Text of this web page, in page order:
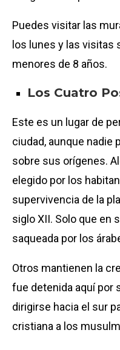
Puedes visitar las
los lunes y las visitas
menores de 8 años.
Los Cuatro
Este es un lugar de
ciudad, aunque nadie
sobre sus orígenes.
elegido por los
supervivencia de la
siglo XII. Solo que en
saqueada por los
Otros mantienen la
fue detenida aquí por
dirigirse hacia el sur
cristiana a los